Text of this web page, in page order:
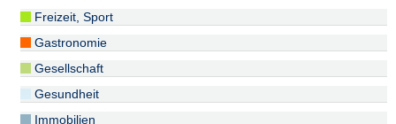
Freizeit, Sport
Gastronomie
Gesellschaft
Gesundheit
Immobilien